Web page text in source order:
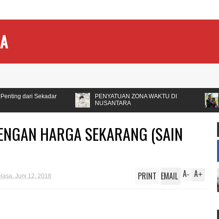
PENYATUAN ZONA WAKTU DI
NUSANTARA
PIKIR 1000 KALI
TAHUN 2025
HARGA SEKARANG (SAIN
Juni 12, 2018 A+
A-
PRINT EMAIL